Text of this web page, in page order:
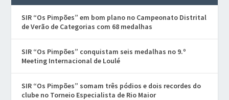
SIR “Os Pimpões” em bom plano no Campeonato Distrital
de Verão de Categorias com 68 medalhas
SIR “Os Pimpões” conquistam seis medalhas no 9.º
Meeting Internacional de Loulé
SIR “Os Pimpões” somam três pódios e dois recordes do
clube no Torneio Especialista de Rio Maior